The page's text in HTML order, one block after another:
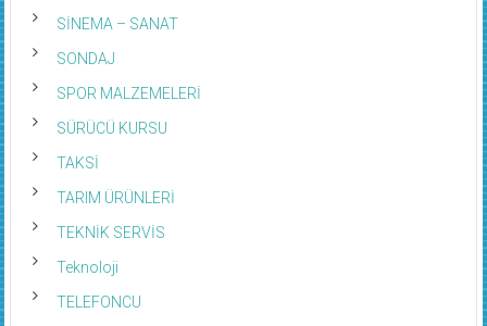
SİNEMA – SANAT
SONDAJ
SPOR MALZEMELERİ
SÜRÜCÜ KURSU
TAKSİ
TARIM ÜRÜNLERİ
TEKNİK SERVİS
Teknoloji
TELEFONCU